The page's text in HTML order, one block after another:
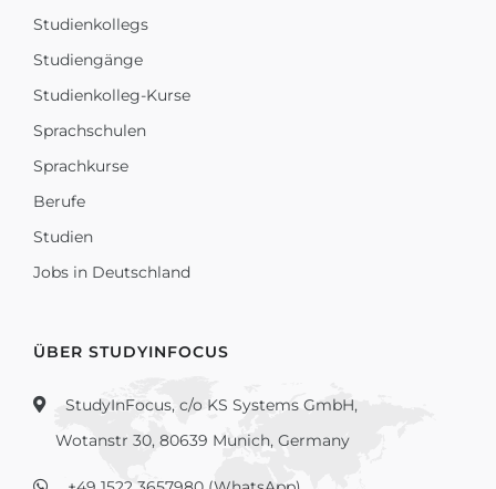
Studienkollegs
Studiengänge
Studienkolleg-Kurse
Sprachschulen
Sprachkurse
Berufe
Studien
Jobs in Deutschland
ÜBER STUDYINFOCUS
StudyInFocus, c/o KS Systems GmbH,
Wotanstr 30, 80639 Munich, Germany